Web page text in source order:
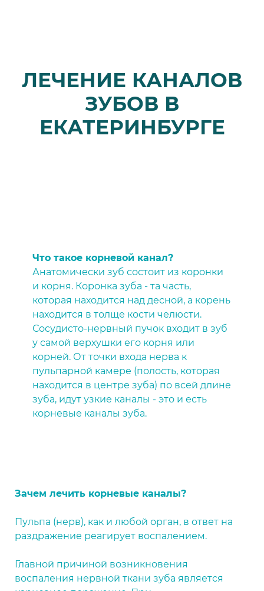
ЛЕЧЕНИЕ КАНАЛОВ
ЗУБОВ В
ЕКАТЕРИНБУРГЕ
Что такое корневой канал?
Анатомически зуб состоит из коронки
и корня. Коронка зуба - та часть,
которая находится над десной, а корень
находится в толще кости челюсти.
Сосудисто-нервный пучок входит в зуб
у самой верхушки его корня или
корней. От точки входа нерва к
пульпарной камере (полость, которая
находится в центре зуба) по всей длине
зуба, идут узкие каналы - это и есть
корневые каналы зуба.
Зачем лечить корневые каналы?
Пульпа (нерв), как и любой орган, в ответ на
раздражение реагирует воспалением.
Главной причиной возникновения
воспаления нервной ткани зуба является